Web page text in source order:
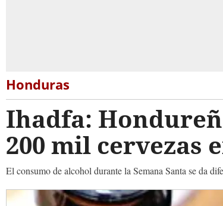
Honduras
Ihadfa:
200 mil cervezas
El consumo de alcohol durante la Semana Santa se da